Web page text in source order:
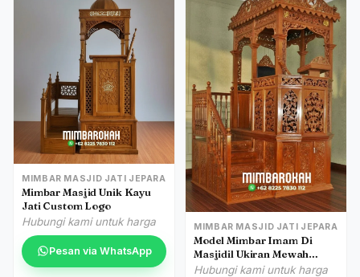
MIMBAR MASJID JATI JEPARA
Mimbar Masjid Unik Kayu
Jati Custom Logo
Hubungi kami untuk harga
Pesan via WhatsApp
MIMBAR MASJID JATI JEPARA
Model Mimbar Imam Di
Masjidil Ukiran Mewah
Jepara
Hubungi kami untuk harga